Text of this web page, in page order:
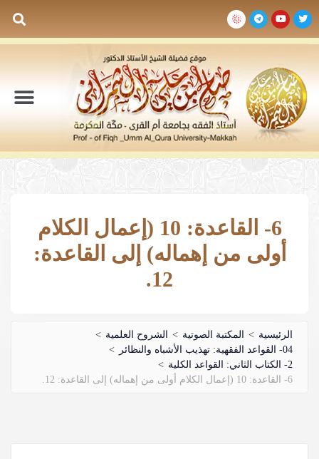
6- القاعدة: 10 (إعمال الكلام
أولى من إهماله) إلى القاعدة:
12.
الرئيسية > المكتبة الصوتية > الشروح العلمية >
04- القواعد الفقهية: تهذيب الأشباه والنظائر
>
2- الكتاب الثاني: القواعد الكلية
>
6- القاعدة: 10 (إعمال الكلام أولى من إهماله) إلى القاعدة: 12.